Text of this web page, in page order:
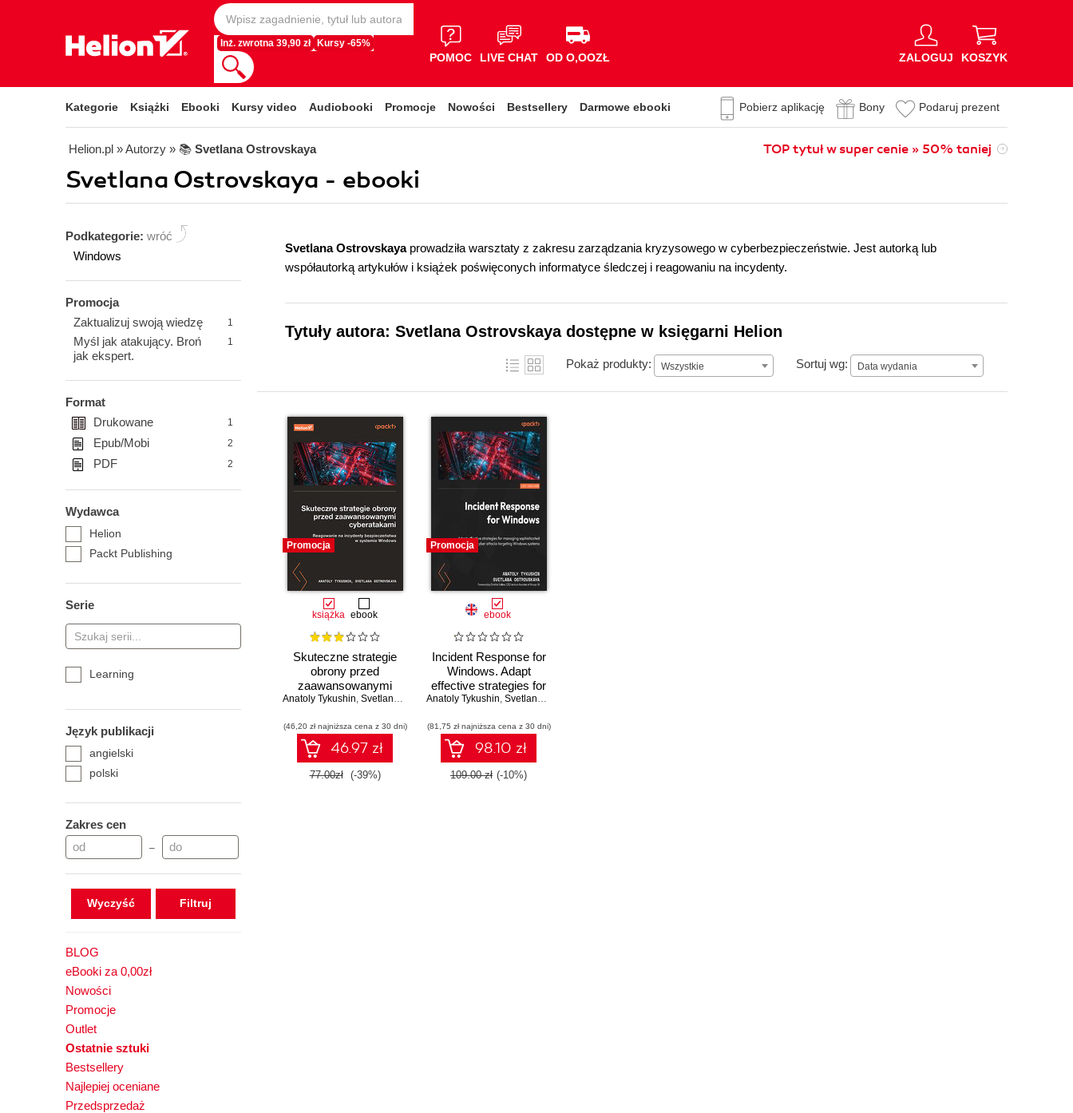
Inż. zwrotna 39,90 zł Kursy -65%
POMOC LIVE CHAT OD O,OOZŁ ZALOGUJ KOSZYK
Kategorie Książki Ebooki Kursy video Audiobooki Promocje Nowości Bestsellery Darmowe ebooki Pobierz aplikację Bony Podaruj prezent
Helion.pl » Autorzy » 📚 Svetlana Ostrovskaya TOP tytuł w super cenie » 50% taniej
Svetlana Ostrovskaya - ebooki
Podkategorie: wróć
Windows
Promocja
Zaktualizuj swoją wiedzę
1
Myśl jak atakujący. Broń
jak ekspert.
1
Format
Drukowane
1
Epub/Mobi 2
PDF 2
Wydawca
Helion
Packt Publishing
Serie
Learning
Język publikacji
angielski
polski
Zakres cen
–
Wyczyść
BLOG
eBooki za 0,00zł
Nowości
Promocje
Outlet
Ostatnie sztuki
Bestsellery
Najlepiej oceniane
Przedsprzedaż
Svetlana Ostrovskayaprowadziła warsztaty z zakresu zarządzania kryzysowego w cyberbezpieczeństwie. Jest autorką lub
współautorką artykułów i książek poświęconych informatyce śledczej i reagowaniu na incydenty.
Tytuły autora: Svetlana Ostrovskaya dostępne w księgarni Helion
Pokaż produkty: Wszystkie Sortuj wg: Data wydania
Data wydania
Promocja
książka ebook
Skuteczne strategie
obrony przed
zaawansowanymi
cyberatakami.
incydenty
bezpieczeństwa w
systemie Windows
Anatoly Tykushin, Svetlana Ostrovskaya
(46,20 zł najniższa cena z 30 dni)
46.97 zł
77.00zł (-39%)
Promocja
ebook
Incident Response for
Windows. Adapt
effective strategies for
managing sophisticated
Windows systems
Anatoly Tykushin, Svetlana Ostrovskaya
(81,75 zł najniższa cena z 30 dni)
98.10 zł
109.00 zł (-10%)